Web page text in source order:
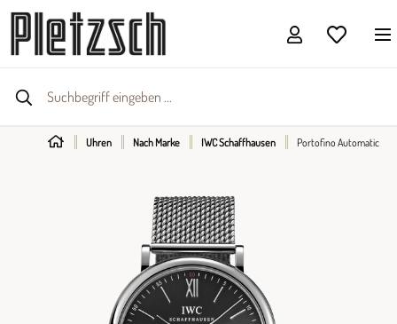
Uhren Nach Marke IWC Schaffhausen Portofino Automatic